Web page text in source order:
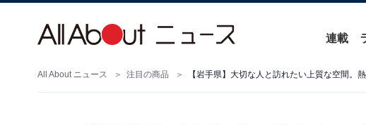
連載
All About ニュース 注目の商品 【岩手県】大切な人と訪れたい上質な空間。